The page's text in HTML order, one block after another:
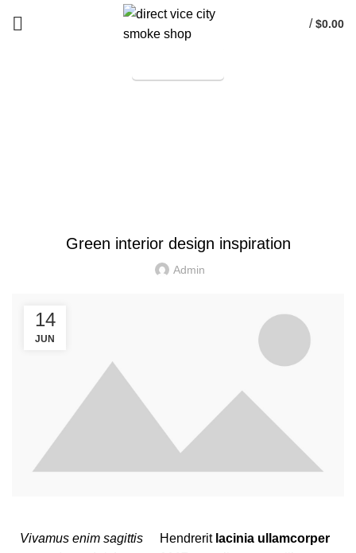
/ $0.00
Green interior design inspiration
Admin
14
JUN
Vivamus enim sagittis
Hendrerit lacinia ullamcorper